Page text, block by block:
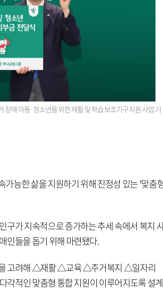
애 아동·청소년을 위한 재활 및 학습 보조기구 지원 사업 기
능한 삶을 지원하기 위해 진정성 있는 ‘맞춤
구가 지속적으로 증가하는 추세 속에서 복지
인들을 돕기 위해 마련됐다.
을 고려해 △재활 △교육 △주거복지 △일자리
적인 맞춤형 통합 지원이 이루어지도록 설계